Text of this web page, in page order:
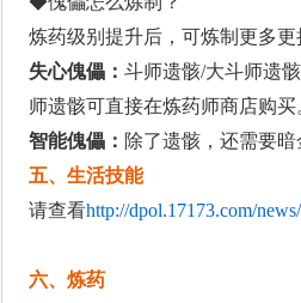
炼药级别提升后，可炼制更多更
失心傀儡： 斗师遗骸/大斗师遗骸
师遗骸可直接在炼药师商店购买
智能傀儡： 除了遗骸，还需要暗
五、生活技能
请查看http://dpol.17173.com/
六、炼药